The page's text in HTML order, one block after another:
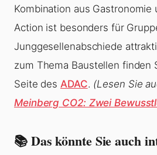
Kombination aus Gastronomie
Action ist besonders für
Junggesellenabschiede
zum Thema Baustellen finden
Seite des ADAC. (Lesen Sie
Meinberg CO2: Zwei
📚 Das könnte Sie auch